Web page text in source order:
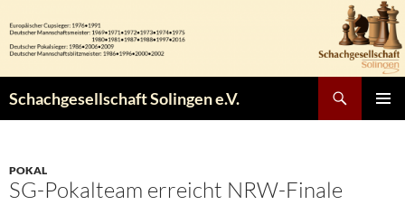
Inhalt
springen
Schachgesellschaft Solingen e.V.
POKAL
SG-Pokalteam erreicht NRW-Finale